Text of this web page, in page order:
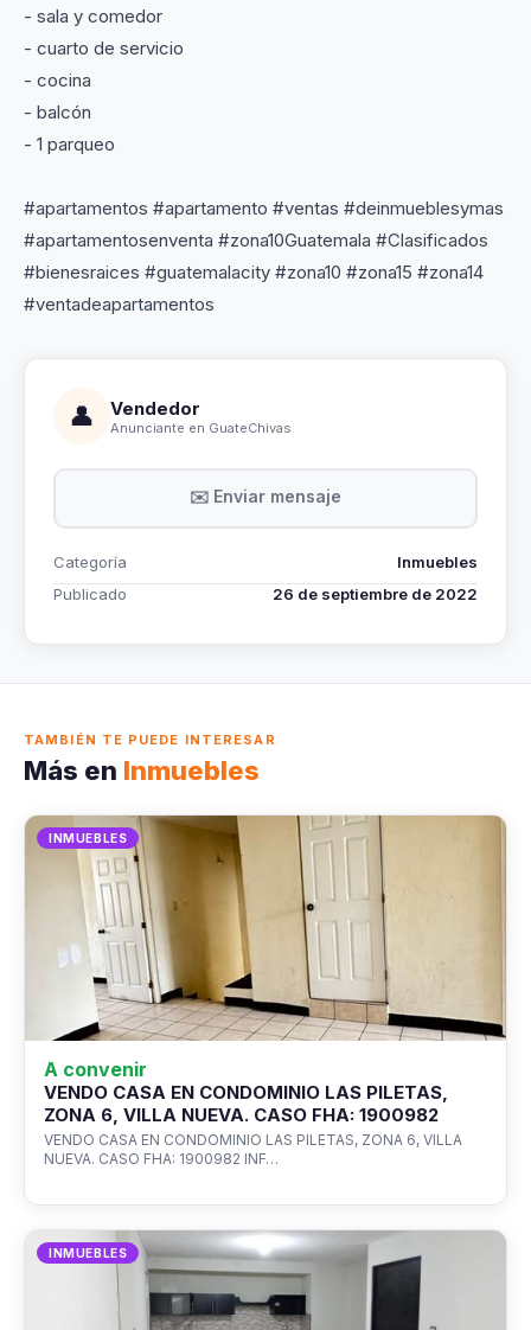
- sala y comedor
- cuarto de servicio
- cocina
- balcón
- 1 parqueo
#apartamentos #apartamento #ventas #deinmueblesymas
#apartamentosenventa #zona10Guatemala #Clasificados
#bienesraices #guatemalacity #zona10 #zona15 #zona14
#ventadeapartamentos
👤 Vendedor
Anunciante en GuateChivas
✉️ Enviar mensaje
Categoría
Inmuebles
Publicado
26 de septiembre de 2022
TAMBIÉN TE PUEDE INTERESAR
Más en Inmuebles
INMUEBLES
A convenir
VENDO CASA EN CONDOMINIO LAS PILETAS,
ZONA 6, VILLA NUEVA. CASO FHA: 1900982
VENDO CASA EN CONDOMINIO LAS PILETAS, ZONA 6, VILLA
NUEVA. CASO FHA: 1900982 INF…
INMUEBLES